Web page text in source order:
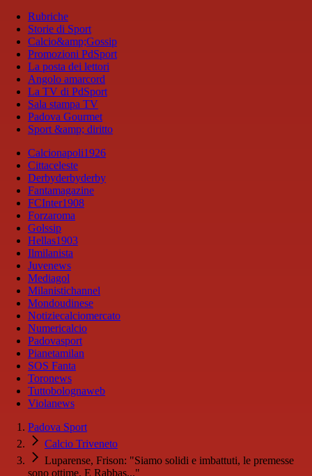
Rubriche
Storie di Sport
Calcio&amp;Gossip
Promozioni PdSport
La posta dei lettori
Angolo amarcord
La TV di PdSport
Sala stampa TV
Padova Gourmet
Sport &amp; diritto
Calcionapoli1926
Cittaceleste
Derbyderbyderby
Fantamagazine
FCInter1908
Forzaroma
Golssip
Hellas1903
Ilmilanista
Juvenews
Mediagol
Milanistichannel
Mondoudinese
Notiziecalciomercato
Numericalcio
Padovasport
Pianetamilan
SOS Fanta
Toronews
Tuttobolognaweb
Violanews
Padova Sport
Calcio Triveneto
Luparense, Frison: "Siamo solidi e imbattuti, le premesse
sono ottime. E Rabbas..."